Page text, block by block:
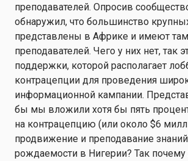
преподавателей. Опросив
обнаружил, что большинство
представлены в Африке и имеют там
преподавателей. Чего у них нет, так
поддержки, которой располагает
контрацепции для проведения
информационной кампании.
бы мы вложили хотя бы пять
на контрацепцию (или около $6
продвижение и преподавание
рождаемости в Нигерии? Так